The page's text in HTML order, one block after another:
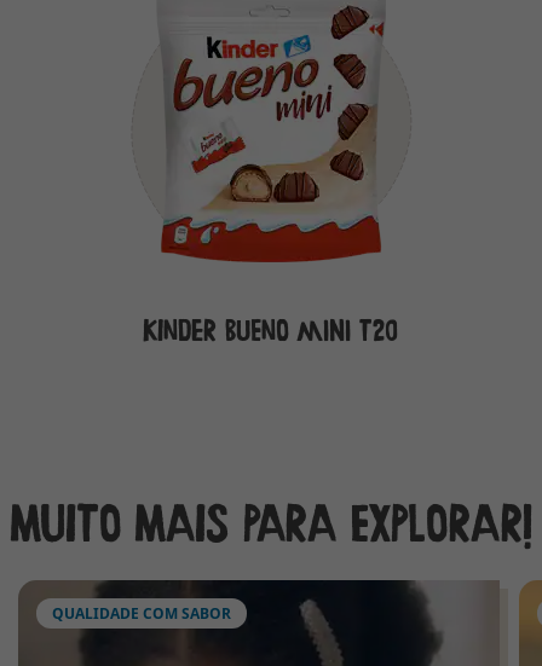
Kinder Bueno Mini T20
MUITO MAIS PARA EXPLORAR!
QUALIDADE COM SABOR